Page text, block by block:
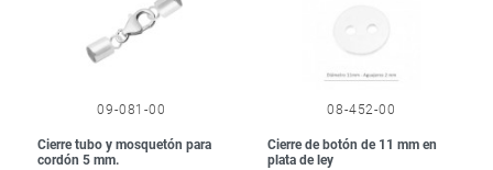
09-081-00
Cierre tubo y mosquetón para
cordón 5 mm.
08-452-00
Cierre de botón de 11 mm en
plata de ley